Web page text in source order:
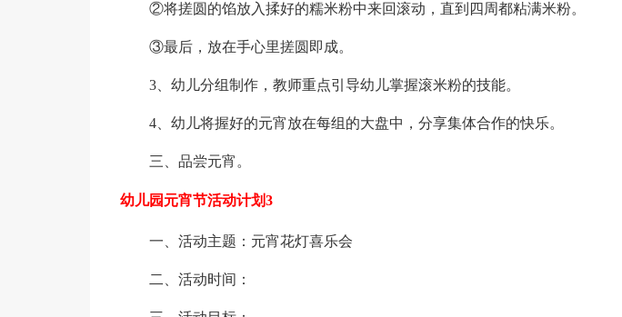
②将搓圆的馅放入揉好的糯米粉中来回滚动，直到四周都粘满米粉。
③最后，放在手心里搓圆即成。
3、幼儿分组制作，教师重点引导幼儿掌握滚米粉的技能。
4、幼儿将握好的元宵放在每组的大盘中，分享集体合作的快乐。
三、品尝元宵。
幼儿园元宵节活动计划3
一、活动主题：元宵花灯喜乐会
二、活动时间：